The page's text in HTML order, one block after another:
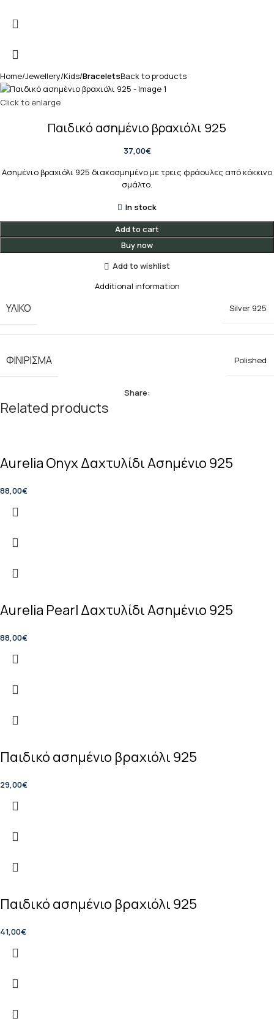
Home Jewellery Kids BraceletsBack to products
Click to enlarge
Παιδικό ασημένιο βραχιόλι 925
37,00€
Ασημένιο βραχιόλι 925 διακοσμημένο με τρεις φράουλες από κόκκινο
σμάλτο.
In stock
Add to cart
Buy now
Add to wishlist
Additional information
ΥΛΙΚΟ Silver 925
ΦΙΝΙΡΙΣΜΑ Polished
Share:
Related products
Aurelia Onyx Δαχτυλίδι Ασημένιο 925
88,00€
Aurelia Pearl Δαχτυλίδι Ασημένιο 925
88,00€
Παιδικό ασημένιο βραχιόλι 925
29,00€
Παιδικό ασημένιο βραχιόλι 925
41,00€